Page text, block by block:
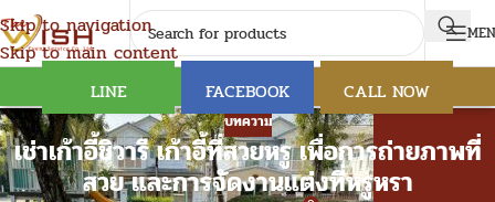
Skip to navigation
Skip to main content
LINE FACEBOOK CALL NOW
บทความ
เช่าเก้าอี้ชิวารี เก้าอี้ที่สวยหรู เพื่อการถ่ายภาพที่
สวย และการจัดงานแต่งที่หรูหรา